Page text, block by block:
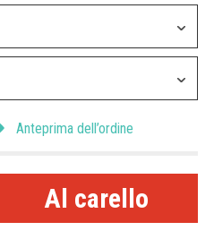
Anteprima dell’ordine